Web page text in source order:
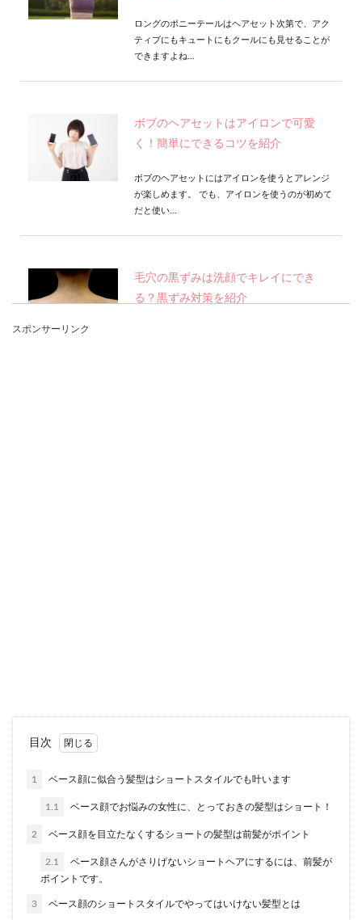
ロングのポニーテールはヘアセット次第で、アク
ティブにもキュートにもクールにも見せることが
できますよね...
ボブのヘアセットはアイロンで可愛
く！簡単にできるコツを紹介
ボブのヘアセットにはアイロンを使うとアレンジ
が楽しめます。 でも、アイロンを使うのが初めて
だと使い...
毛穴の黒ずみは洗顔でキレイにでき
る？黒ずみ対策を紹介
心配になりませんか？ 最近では、男性もスキンケ
スポンサーリンク
目次
1 ベース顔に似合う髪型はショートスタイルでも叶います
1.1 ベース顔でお悩みの女性に、とっておきの髪型はショート！
2 ベース顔を目立たなくするショートの髪型は前髪がポイント
2.1
ベース顔さんがさりげないショートヘアにするには、前髪が
ポイントです。
3 ベース顔のショートスタイルでやってはいけない髪型とは